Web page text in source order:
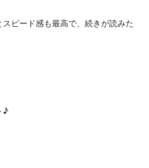
ピード感も最高で、続きが読みた
♪